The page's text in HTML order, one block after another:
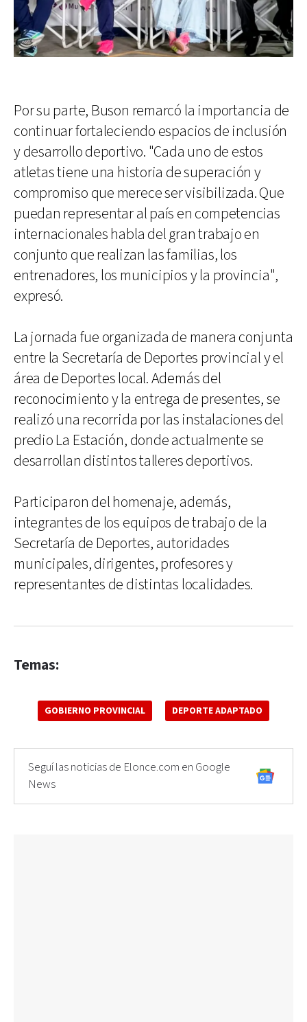
Por su parte, Buson remarcó la importancia de
continuar fortaleciendo espacios de inclusión
y desarrollo deportivo. "Cada uno de estos
atletas tiene una historia de superación y
compromiso que merece ser visibilizada. Que
puedan representar al país en competencias
internacionales habla del gran trabajo en
conjunto que realizan las familias, los
entrenadores, los municipios y la provincia",
expresó.
La jornada fue organizada de manera conjunta
entre la Secretaría de Deportes provincial y el
área de Deportes local. Además del
reconocimiento y la entrega de presentes, se
realizó una recorrida por las instalaciones del
predio La Estación, donde actualmente se
desarrollan distintos talleres deportivos.
Participaron del homenaje, además,
integrantes de los equipos de trabajo de la
Secretaría de Deportes, autoridades
municipales, dirigentes, profesores y
representantes de distintas localidades.
Temas:
GOBIERNO PROVINCIAL DEPORTE ADAPTADO
Seguí las noticias de Elonce.com en Google
News